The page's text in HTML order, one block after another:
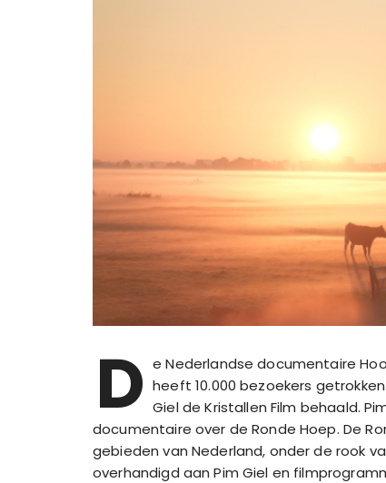
D e Nederlandse documentaire
heeft 10.000 bezoekers
Giel de Kristallen Film behaald.
documentaire over de Ronde Hoep. De
gebieden van Nederland, onder de rook
overhandigd aan Pim Giel en